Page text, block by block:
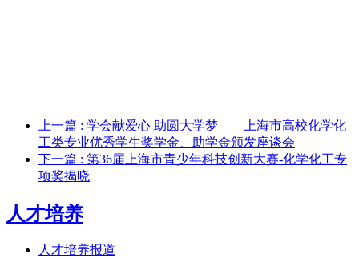
上一篇 : 学会献爱心 助圆大学梦——上海市高校化学化
工类专业优秀学生奖学金、助学金颁发座谈会
下一篇 : 第36届上海市青少年科技创新大赛-化学化工专
项奖揭晓
人才培养
人才培养报道